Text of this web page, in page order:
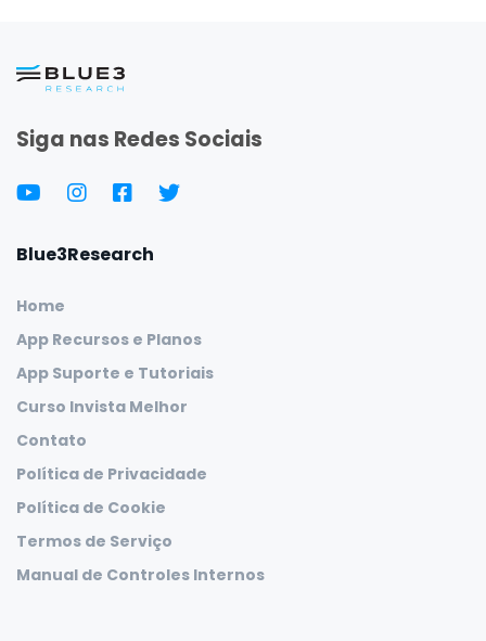
Siga nas Redes Sociais
Blue3Research
Home
App Recursos e Planos
App Suporte e Tutoriais
Curso Invista Melhor
Contato
Política de Privacidade
Política de Cookie
Termos de Serviço
Manual de Controles Internos